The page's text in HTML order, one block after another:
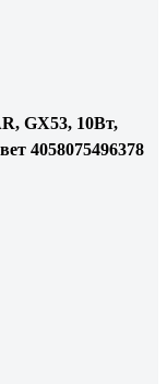
GX53, 10Вт,
4058075496378